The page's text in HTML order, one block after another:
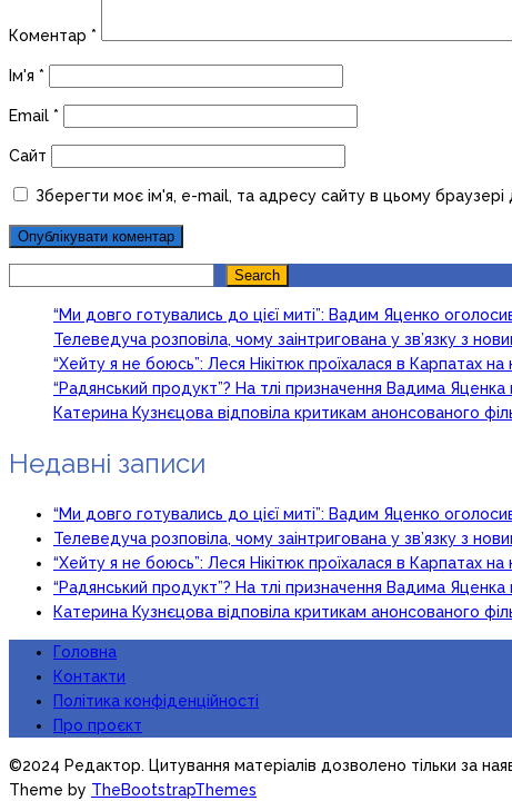
Коментар *
Ім'я *
Email *
Сайт
Зберегти моє ім'я, e-mail, та адресу сайту в цьому браузері
Search
“Ми довго готувались до цієї миті”: Вадим Яценко
Телеведуча розповіла, чому заінтригована у зв’язку з
“Хейту я не боюсь”: Леся Нікітюк проїхалася в Карпатах на
“Радянський продукт”? На тлі призначення Вадима
Катерина Кузнєцова відповіла критикам анонсованого
Недавні записи
“Ми довго готувались до цієї миті”: Вадим Яценко
Телеведуча розповіла, чому заінтригована у зв’язку з
“Хейту я не боюсь”: Леся Нікітюк проїхалася в Карпатах на
“Радянський продукт”? На тлі призначення Вадима
Катерина Кузнєцова відповіла критикам анонсованого
Головна
Контакти
Політика конфіденційності
Про проєкт
©2024 Редактор. Цитування матеріалів дозволено тільки за
Theme by TheBootstrapThemes